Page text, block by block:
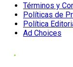
Términos y
Políticas de
Política
Ad Choices